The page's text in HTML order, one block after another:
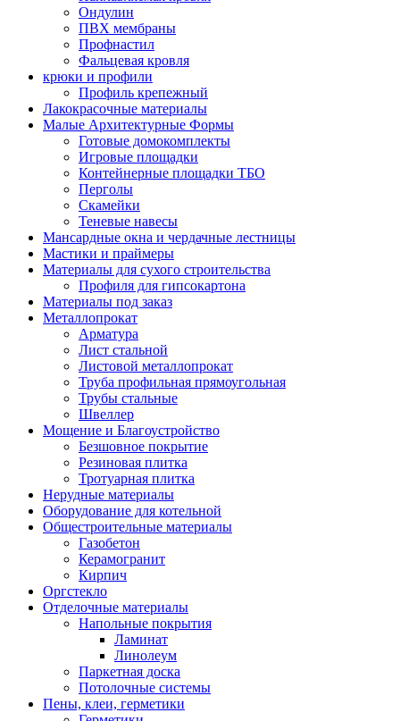
Ондулин
ПВХ мембраны
Профнастил
Фальцевая кровля
крюки и профили
Профиль крепежный
Лакокрасочные материалы
Малые Архитектурные Формы
Готовые домокомплекты
Игровые площадки
Контейнерные площадки ТБО
Перголы
Скамейки
Теневые навесы
Мансардные окна и чердачные лестницы
Мастики и праймеры
Материалы для сухого строительства
Профиля для гипсокартона
Материалы под заказ
Металлопрокат
Арматура
Лист стальной
Листовой металлопрокат
Труба профильная прямоугольная
Трубы стальные
Швеллер
Мощение и Благоустройство
Безшовное покрытие
Резиновая плитка
Тротуарная плитка
Нерудные материалы
Оборудование для котельной
Общестроительные материалы
Газобетон
Керамогранит
Кирпич
Оргстекло
Отделочные материалы
Напольные покрытия
Ламинат
Линолеум
Паркетная доска
Потолочные системы
Пены, клеи, герметики